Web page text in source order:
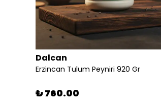
Dalcan
Erzincan Tulum Peyniri 920 Gr
₺ 760.00